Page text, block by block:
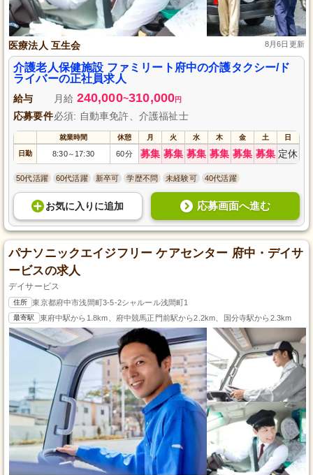
医療法人 互生会 8月6日更新
介護老人保健施設 ファミリート府中の介護タクシー/ド
ライバーの正社員求人
給与 月給 240,000~310,000円
応募要件必須: 自動車免許、介護福祉士
就業時間 休憩 月 火 水 木 金 土 日
日勤 8:30～ 17:30 60分 募集 募集 募集 募集 募集 募集 定休
50代活躍 60代活躍 新卒可 学歴不問 未経験可 40代活躍
お気に入り に追加 応募画面へ進む
パナソニックエイジフリー ケアセンター 府中・デイサ
ービスの求人
デイサービス
住所 東京都府中市浅間町3-5-2シャルール浅間町1
最寄駅 東府中駅から1.8km、府中競馬正門前駅から2.2km、国分寺駅から2.3km